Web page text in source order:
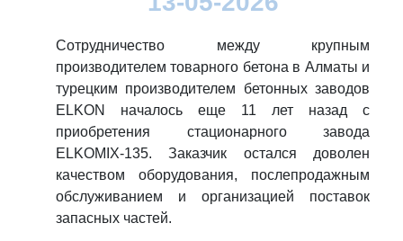
Сотрудничество между крупным
производителем товарного бетона в Алматы и
турецким производителем бетонных заводов
ELKON началось еще 11 лет назад с
приобретения стационарного завода
ELKOMIX-135. Заказчик остался доволен
качеством оборудования, послепродажным
обслуживанием и организацией поставок
запасных частей.